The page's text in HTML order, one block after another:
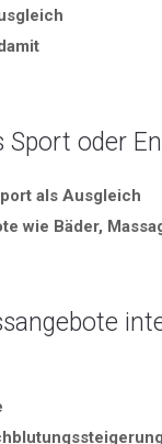
Sport oder
als Ausgleich
wie Bäder,